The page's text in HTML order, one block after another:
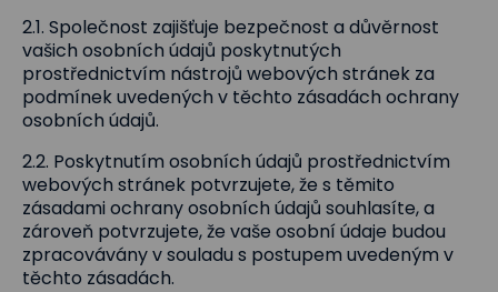
2.1. Společnost zajišťuje bezpečnost a důvěrnost
vašich osobních údajů poskytnutých
prostřednictvím nástrojů webových stránek za
podmínek uvedených v těchto zásadách ochrany
osobních údajů.
2.2. Poskytnutím osobních údajů prostřednictvím
webových stránek potvrzujete, že s těmito
zásadami ochrany osobních údajů souhlasíte, a
zároveň potvrzujete, že vaše osobní údaje budou
zpracovávány v souladu s postupem uvedeným v
těchto zásadách.